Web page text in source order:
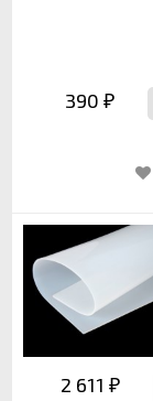
390 ₽
2 611 ₽